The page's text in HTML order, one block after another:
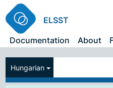
ELSST
Documentation
About
Hungarian